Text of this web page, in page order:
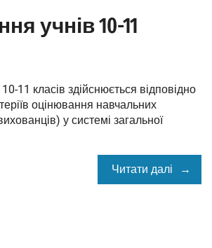
учнів 10-11
11 класів здійснюється відповідно
оцінювання навчальних
у системі загальної
Читати далі